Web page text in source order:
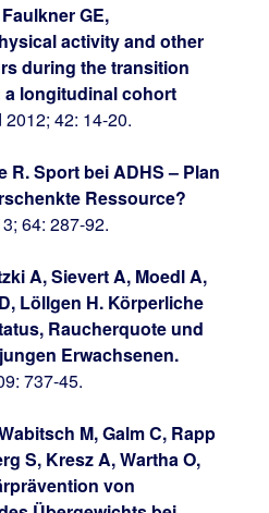
GE,
activity and other
during the transition
longitudinal cohort
42: 14-20.
R. Sport bei ADHS – Plan
Ressource?
64: 287-92.
A, Sievert A, Moedl A,
Löllgen H. Körperliche
Raucherquote und
Erwachsenen.
737-45.
M, Galm C, Rapp
S, Kresz A, Wartha O,
von